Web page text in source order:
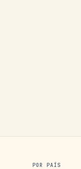
POR PAÍS